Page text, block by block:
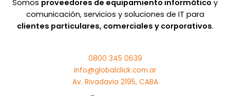
Somos proveedores de equipamiento informático y
comunicación, servicios y soluciones de IT para
clientes particulares, comerciales y corporativos.
0800 345 0639
info@globalclick.com.ar
Av. Rivadavia 2195, CABA